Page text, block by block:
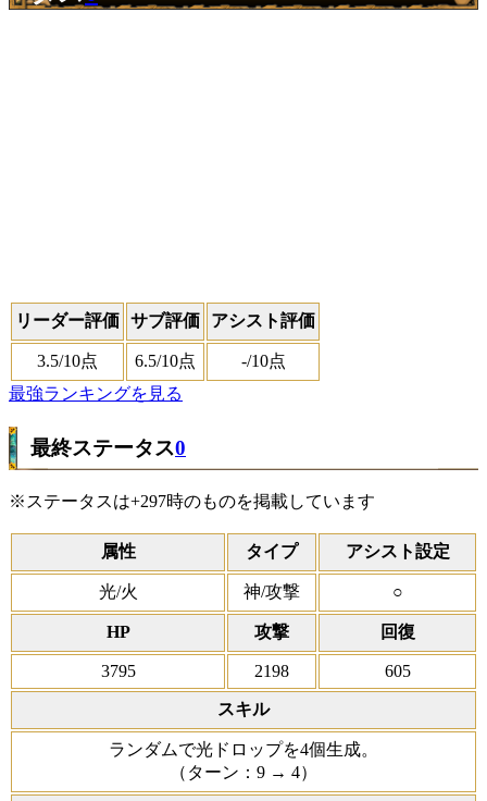
リーダー評価 サブ評価 アシスト評価
3.5/10点 6.5/10点 -/10点
最強ランキングを見る
最終ステータス0
※ステータスは+297時のものを掲載しています
属性 タイプ アシスト設定
光/火 神/攻撃 ○
HP 攻撃 回復
3795 2198 605
スキル
ランダムで光ドロップを4個生成。
（ターン：9 → 4）